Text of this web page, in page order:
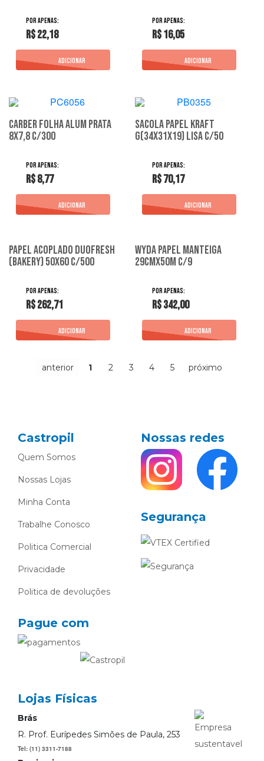
R$ 22,18 R$ 16,05
Carber Folha Alum Prata
8X7,8 C/300
R$ 8,77
Sacola Papel Kraft
G(34X31X19) Lisa C/50
R$ 70,17
Papel Acoplado Duofresh
(Bakery) 50X60 C/500
R$ 262,71
Wyda Papel Manteiga
29Cmx50M C/9
R$ 342,00
anterior 1 2 3 4 5 próximo
Castropil
Quem Somos
Nossas Lojas
Minha Conta
Trabalhe Conosco
Politica Comercial
Privacidade
Politica de devoluções
Nossas redes
Segurança
Pague com
Lojas Físicas
Brás
R. Prof. Eurípedes Simões de Paula, 253
Tel: (11) 3311-7188